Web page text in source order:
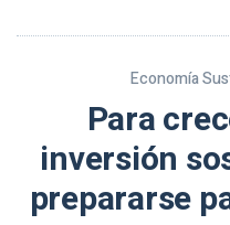
Economía
Para
inversión
prepararse